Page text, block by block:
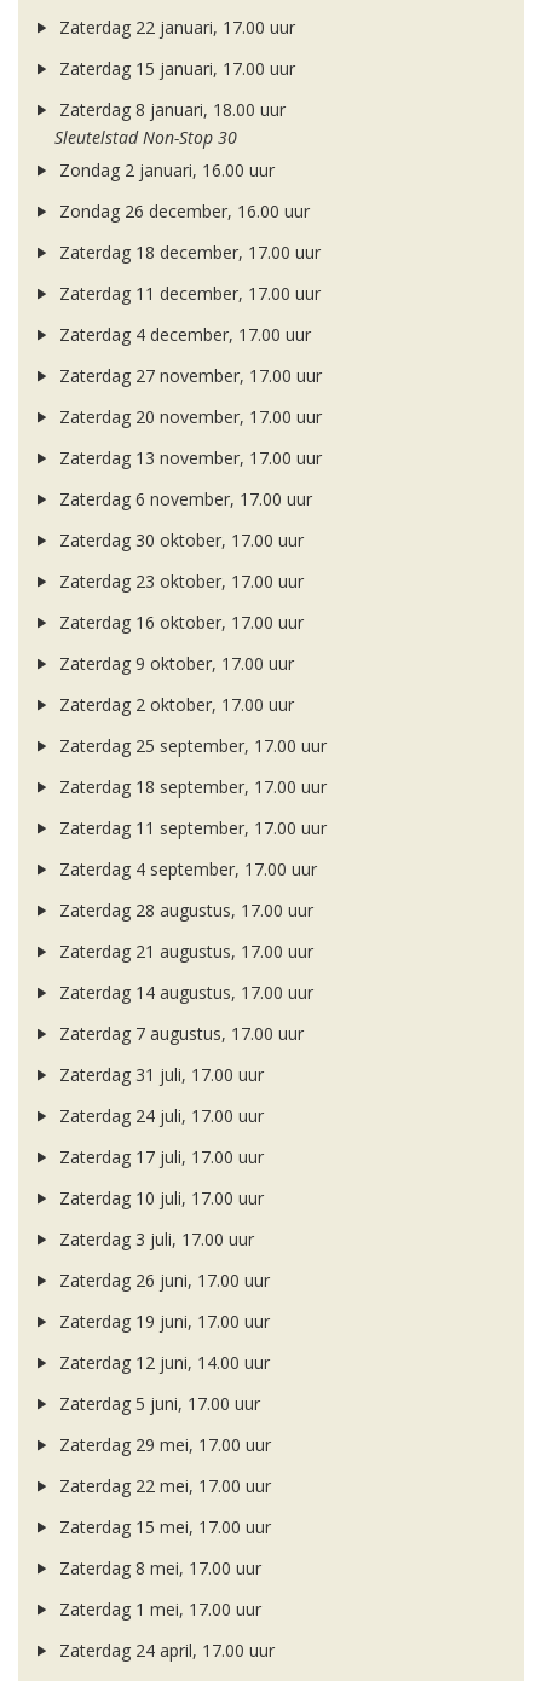
Zaterdag 22 januari, 17.00 uur
Zaterdag 15 januari, 17.00 uur
Zaterdag 8 januari, 18.00 uur
Sleutelstad Non-Stop 30
Zondag 2 januari, 16.00 uur
Zondag 26 december, 16.00 uur
Zaterdag 18 december, 17.00 uur
Zaterdag 11 december, 17.00 uur
Zaterdag 4 december, 17.00 uur
Zaterdag 27 november, 17.00 uur
Zaterdag 20 november, 17.00 uur
Zaterdag 13 november, 17.00 uur
Zaterdag 6 november, 17.00 uur
Zaterdag 30 oktober, 17.00 uur
Zaterdag 23 oktober, 17.00 uur
Zaterdag 16 oktober, 17.00 uur
Zaterdag 9 oktober, 17.00 uur
Zaterdag 2 oktober, 17.00 uur
Zaterdag 25 september, 17.00 uur
Zaterdag 18 september, 17.00 uur
Zaterdag 11 september, 17.00 uur
Zaterdag 4 september, 17.00 uur
Zaterdag 28 augustus, 17.00 uur
Zaterdag 21 augustus, 17.00 uur
Zaterdag 14 augustus, 17.00 uur
Zaterdag 7 augustus, 17.00 uur
Zaterdag 31 juli, 17.00 uur
Zaterdag 24 juli, 17.00 uur
Zaterdag 17 juli, 17.00 uur
Zaterdag 10 juli, 17.00 uur
Zaterdag 3 juli, 17.00 uur
Zaterdag 26 juni, 17.00 uur
Zaterdag 19 juni, 17.00 uur
Zaterdag 12 juni, 14.00 uur
Zaterdag 5 juni, 17.00 uur
Zaterdag 29 mei, 17.00 uur
Zaterdag 22 mei, 17.00 uur
Zaterdag 15 mei, 17.00 uur
Zaterdag 8 mei, 17.00 uur
Zaterdag 1 mei, 17.00 uur
Zaterdag 24 april, 17.00 uur